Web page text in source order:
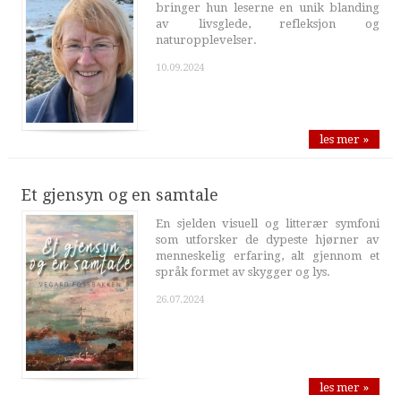
bringer hun leserne en unik blanding
av livsglede, refleksjon og
naturopplevelser.
10.09.2024
les mer »
Et gjensyn og en samtale
En sjelden visuell og litterær symfoni
som utforsker de dypeste hjørner av
menneskelig erfaring, alt gjennom et
språk formet av skygger og lys.
26.07.2024
les mer »